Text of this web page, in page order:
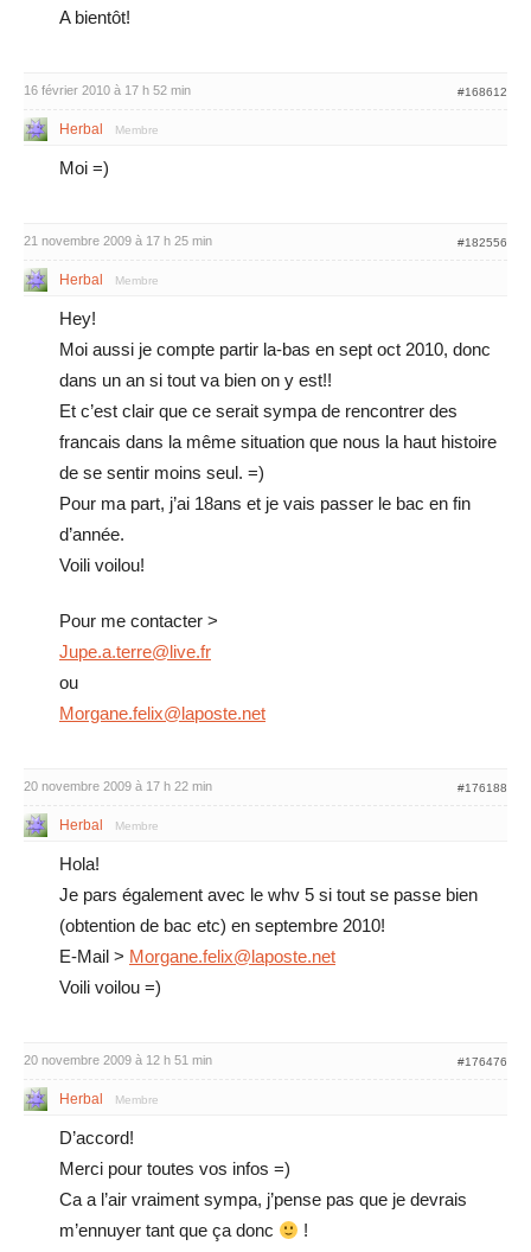
A bientôt!
16 février 2010 à 17 h 52 min #168612
Herbal Membre
Moi =)
21 novembre 2009 à 17 h 25 min #182556
Herbal Membre
Hey!
Moi aussi je compte partir la-bas en sept oct 2010, donc
dans un an si tout va bien on y est!!
Et c’est clair que ce serait sympa de rencontrer des
francais dans la même situation que nous la haut histoire
de se sentir moins seul. =)
Pour ma part, j’ai 18ans et je vais passer le bac en fin
d’année.
Voili voilou!
Pour me contacter >
Jupe.a.terre@live.fr
ou
Morgane.felix@laposte.net
20 novembre 2009 à 17 h 22 min #176188
Herbal Membre
Hola!
Je pars également avec le whv 5 si tout se passe bien
(obtention de bac etc) en septembre 2010!
E-Mail > Morgane.felix@laposte.net
Voili voilou =)
20 novembre 2009 à 12 h 51 min #176476
Herbal Membre
D’accord!
Merci pour toutes vos infos =)
Ca a l’air vraiment sympa, j’pense pas que je devrais
m’ennuyer tant que ça donc
!